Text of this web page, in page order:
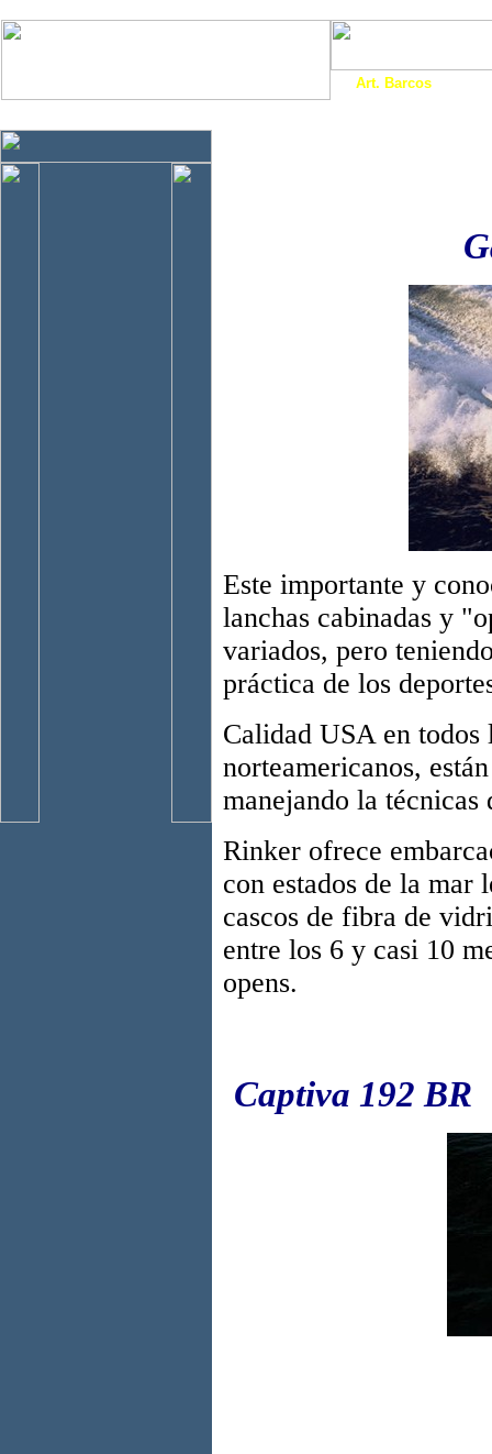
Art. Barcos
Este importante y
lanchas cabinadas y
variados, pero
práctica de los
Calidad USA en
norteamericanos,
manejando la
Rinker ofrece
con estados de la mar
cascos de fibra de
entre los 6 y casi 10
opens.
Captiva 192 BR